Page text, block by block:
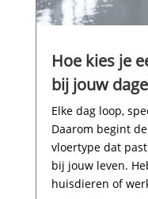
Hoe kies je
bij jouw
Elke dag loop,
Daarom begint
vloertype dat
bij jouw leven.​
huisdieren of